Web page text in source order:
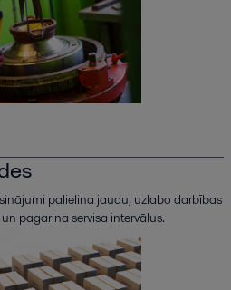
palielina jaudu, uzlabo darbības
pagarina servisa intervālus.